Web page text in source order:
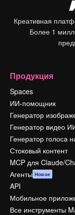
Креативная
Более 1
Продукция
Spaces
ИИ-помощник
Генератор
Генератор видео
Генератор голоса
Стоковый контент
MCP для Claude/
Агенты Новое
API
Мобильное
Все инструменты